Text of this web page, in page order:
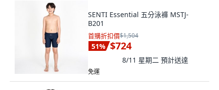
SENTI Essential 五分泳褲 MSTJ-
B201
首購折扣價$1,504
51% $724
8/11 星期二 預計送達
免運